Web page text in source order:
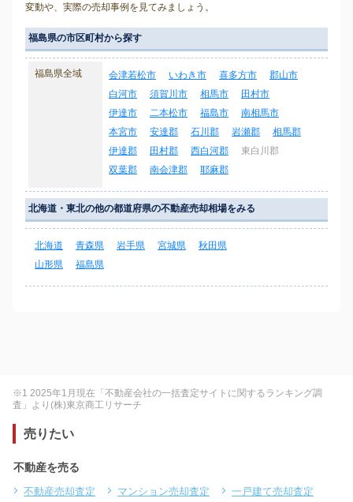
変動や、実際の売却事例を見てみましょう。
福島県の市区町村から探す
福島県全域 会津若松市 いわき市 喜多方市
郡山市
白河市
須賀川市 相馬市
田村市
伊達市
二本松市 福島市
南相馬市
本宮市
安達郡 石川郡 岩瀬郡
相馬郡
伊達郡
田村郡 西白河郡
東白川郡
双葉郡
南会津郡 耶麻郡
北海道・東北の他の都道府県の不動産売却相場をみる
北海道 青森県 岩手県 宮城県
秋田県
山形県
福島県
※1 2025年1月現在「不動産会社の一括査定サイトに関するランキング調
査」より(株)東京商工リサーチ
売りたい
不動産を売る
不動産売却査定 マンション売却査定
一戸建て売却査定